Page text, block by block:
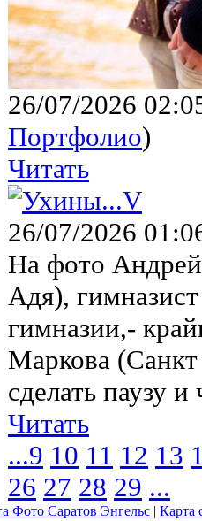
26/07/2026
Портфолио)
Читать
26/07/2026
На фото
Адя),
гимназии,-
Маркова
сделать паузу
Читать
...9 10 11 12 13
26 27 28 29 ...
Фото Саратов Энгельс | Карта